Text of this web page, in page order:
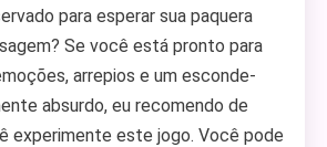
para esperar sua paquera
Se você está pronto para
arrepios e um esconde-
absurdo, eu recomendo de
experimente este jogo. Você pode